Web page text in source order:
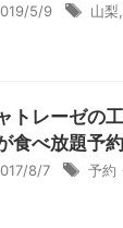
5/9 山梨
トレーゼの
食べ放題予
8/7 予約